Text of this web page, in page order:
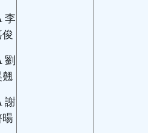
李
俊
劉
翹
謝
暘